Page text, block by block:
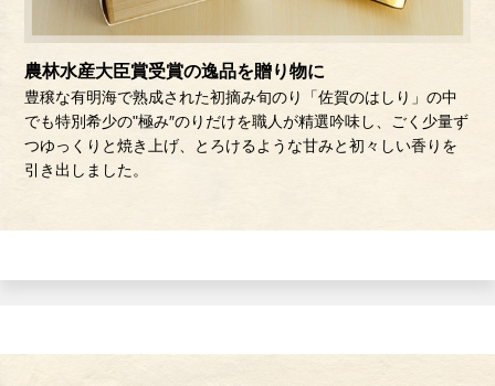
農林水産大臣賞受賞の逸品を贈り物に
豊穣な有明海で熟成された初摘み旬のり「佐賀のはしり」の中
でも特別希少の"極み″のりだけを職人が精選吟味し、ごく少量ず
つゆっくりと焼き上げ、とろけるような甘みと初々しい香りを
引き出しました。